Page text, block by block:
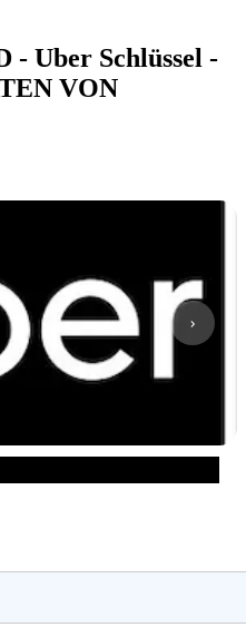
- Uber Schlüssel -
VON